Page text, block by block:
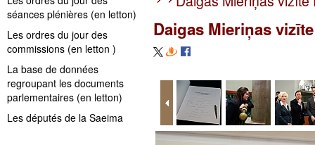
séances plénières (en letton)
Les ordres du jour des
commissions (en letton )
La base de données
regroupant les documents
parlementaires (en letton)
Les députés de la Saeima
Daigas Mieriņas